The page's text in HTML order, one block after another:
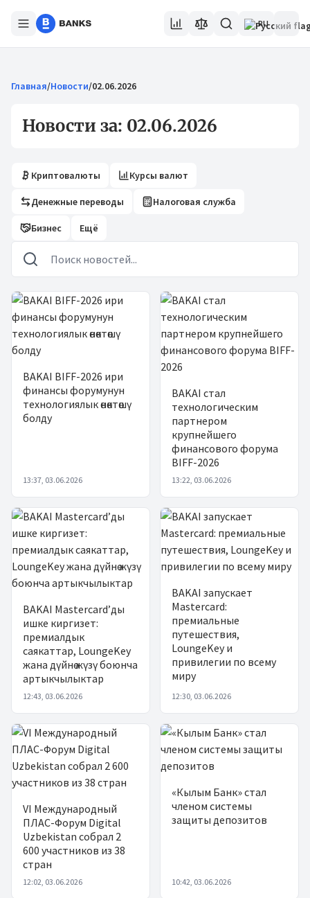
RU
Главная/Новости/02.06.2026
Новости за: 02.06.2026
Криптовалюты Курсы валют
Денежные переводы Налоговая служба
Бизнес Ещё
Новости
BAKAI BIFF-2026 ири
финансы форумунун
технологиялык өнөктөшү
болду
13:37, 03.06.2026
BAKAI стал
технологическим
партнером
крупнейшего
финансового форума
BIFF-2026
13:22, 03.06.2026
BAKAI Mastercard’ды
ишке киргизет:
премиалдык
саякаттар, LoungeKey
жана дүйнө жүзү боюнча
артыкчылыктар
12:43, 03.06.2026
BAKAI запускает
Mastercard:
премиальные
путешествия,
LoungeKey и
привилегии по всему
миру
12:30, 03.06.2026
VI Международный
ПЛАС-Форум Digital
Uzbekistan собрал 2
600 участников из 38
стран
12:02, 03.06.2026
«Кылым Банк» стал
членом системы
защиты депозитов
10:42, 03.06.2026